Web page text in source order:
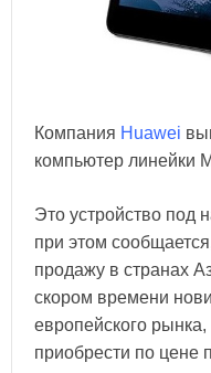
Компания Huawei
компьютер линейки
Это устройство под
при этом
продажу в странах
скором времени
европейского
приобрести по цене